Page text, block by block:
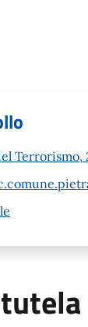
Terrorismo,